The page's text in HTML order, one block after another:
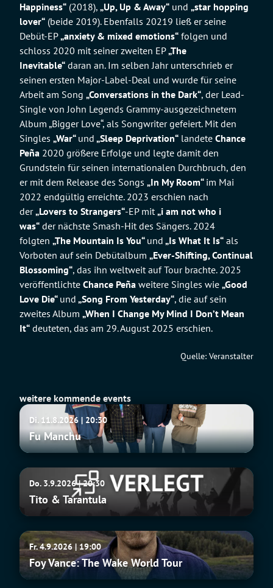
Happiness“ (2018), „Up, Up & Away“ und „star hopping
lover“ (beide 2019). Ebenfalls 20219 ließ er seine
Debüt-EP„anxiety & mixed emotions“ folgen und
schloss 2020 mit seiner zweiten EP„The
Inevitable“ daran an. Im selben Jahr unterschrieb er
seinen ersten Major-Label-Deal und wurde für seine
Arbeit am Song „Conversations in the Dark“, der Lead-
Single von John Legends Grammy-ausgezeichnetem
Album „Bigger Love“, als Songwriter gefeiert. Mit den
Singles „War“ und „Sleep Deprivation“ landete Chance
Peña 2020 größere Erfolge und legte damit den
Grundstein für seinen internationalen Durchbruch, den
er mit dem Release des Songs „In My Room“ im Mai
2022 endgültig erreichte. 2023 erschien nach
der„Lovers to Strangers“-EP mit„i am not who i
was“ der nächste Smash-Hit des Sängers. 2024
folgten „The Mountain Is You“ und „Is What It Is“ als
Vorboten auf sein Debütalbum „Ever-Shifting, Continual
Blossoming“, das ihn weltweit auf Tour brachte. 2025
veröffentlichte Chance Peña weitere Singles wie „Good
Love Die“ und „Song From Yesterday“, die auf sein
zweites Album „When I Change My Mind I Don’t Mean
It“ deuteten, das am 29. August 2025 erschien.
Quelle: Veranstalter
weitere kommende events
Fu
Manchu
Di. 11.8.2026 | 20:30
Fu Manchu
Tito
Tarantula
Do. 3.9.2026 | 20:30
Tito & Tarantula
Foy
Vance:
The
Wake
Fr. 4.9.2026 | 19:00
Foy Vance: The Wake World Tour